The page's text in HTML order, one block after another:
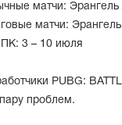
матчи:
матчи:
ПК: 3 – 10 июля
PUBG:
проблем.